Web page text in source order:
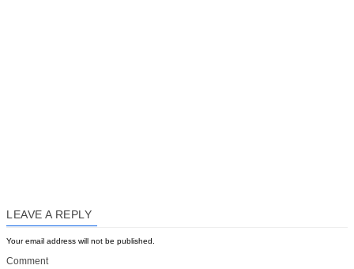
LEAVE A REPLY
Your email address will not be published.
Comment